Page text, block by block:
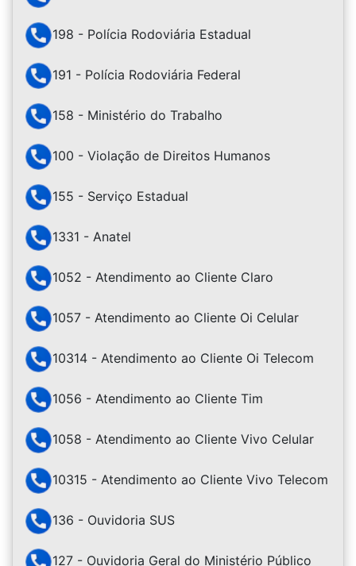
198 - Polícia Rodoviária Estadual
191 - Polícia Rodoviária Federal
158 - Ministério do Trabalho
100 - Violação de Direitos Humanos
155 - Serviço Estadual
1331 - Anatel
1052 - Atendimento ao Cliente Claro
1057 - Atendimento ao Cliente Oi Celular
10314 - Atendimento ao Cliente Oi Telecom
1056 - Atendimento ao Cliente Tim
1058 - Atendimento ao Cliente Vivo Celular
10315 - Atendimento ao Cliente Vivo Telecom
136 - Ouvidoria SUS
127 - Ouvidoria Geral do Ministério Público